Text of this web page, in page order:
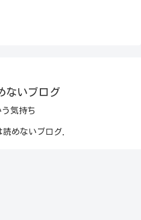
ないブログ
う気持ち
めないブログ.